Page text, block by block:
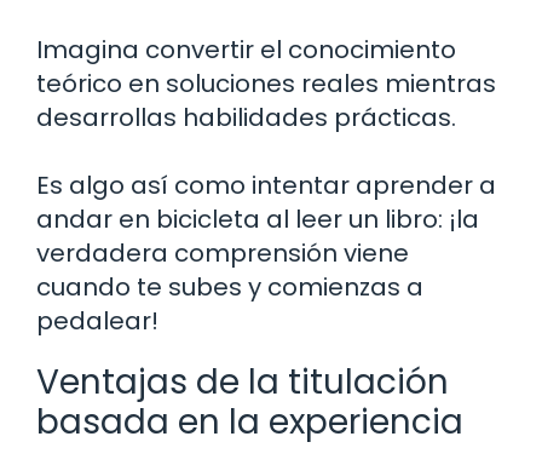
Imagina convertir el conocimiento
teórico en soluciones reales mientras
desarrollas habilidades prácticas.
Es algo así como intentar aprender a
andar en bicicleta al leer un libro: ¡la
verdadera comprensión viene
cuando te subes y comienzas a
pedalear!
Ventajas de la titulación
basada en la experiencia